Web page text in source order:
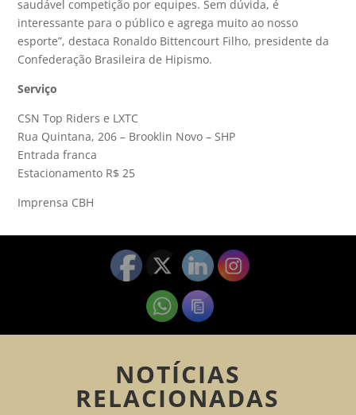
saudável competição por equipes. Sem dúvida, é
interessante para o público e agrega muito ao nosso
esporte”, destaca Ronaldo Bittencourt Filho, presidente da
Confederação Brasileira de Hipismo.
Serviço
CSN Top Riders e LXTC
Rua Quintana, 206 – Brooklin Novo – SHP
Entrada franca
Estacionamento R$ 25
Imprensa CBH
NOTÍCIAS
RELACIONADAS